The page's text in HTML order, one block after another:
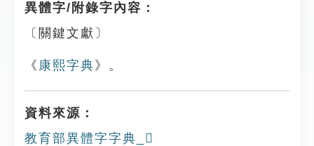
異體字/附錄字內容：
〔關鍵文獻〕
《 康熙字典 》。
資料來源：
教育部異體字字典_𧟕